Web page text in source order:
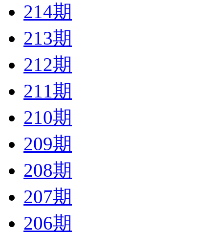
214期
213期
212期
211期
210期
209期
208期
207期
206期